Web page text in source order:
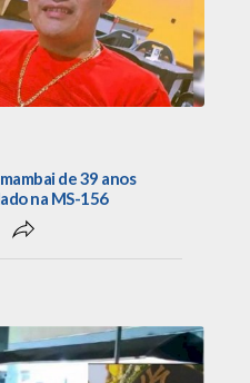
de 39 anos
na MS-156